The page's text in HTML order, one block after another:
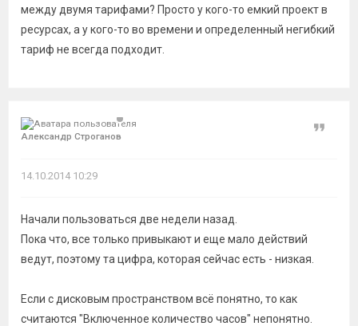
между двумя тарифами? Просто у кого-то емкий проект в
ресурсах, а у кого-то во времени и определенный негибкий
тариф не всегда подходит.
Александр Строганов
Цитата
14.10.2014 10:29
Начали пользоваться две недели назад.
Пока что, все только привыкают и еще мало действий
ведут, поэтому та цифра, которая сейчас есть - низкая.
Если с дисковым пространством всё понятно, то как
считаются "Включенное количество часов" непонятно.